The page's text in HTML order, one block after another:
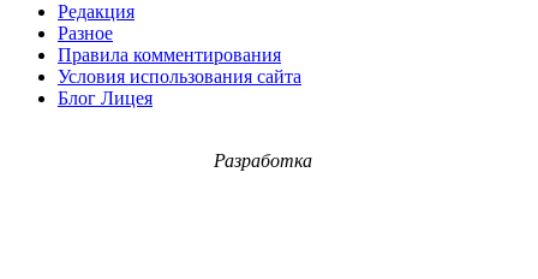
Редакция
Разное
Правила комментирования
Условия использования сайта
Блог Лицея
Разработка